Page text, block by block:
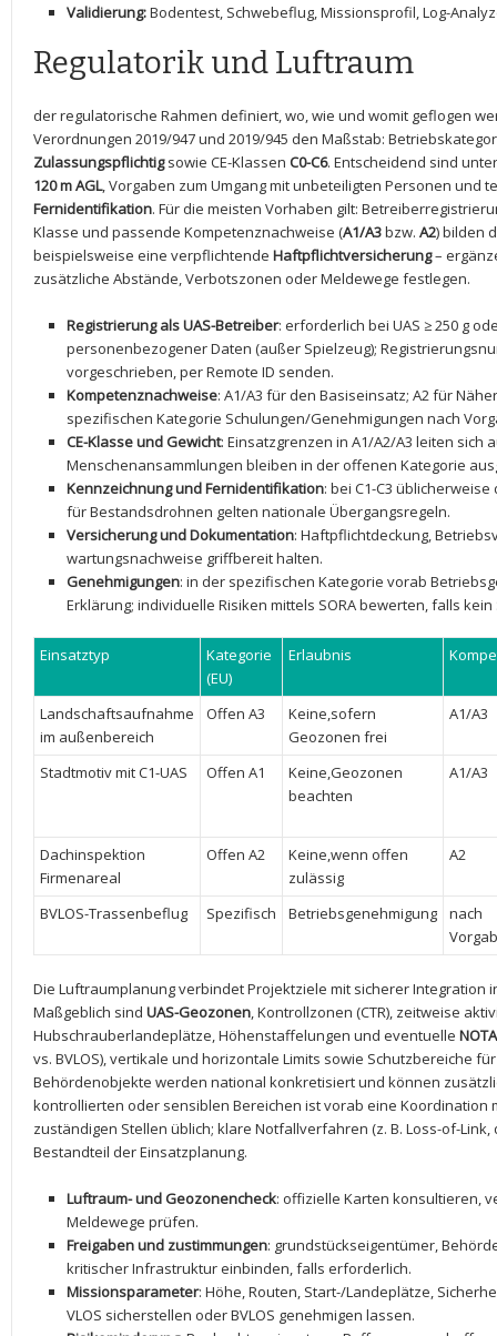
Validierung:Bodentest, Schwebeflug, Missionsprofil, Log-
Regulatorik‌ und Luftraum
der‌ regulatorische ‍Rahmen definiert,​ wo, wie und womit geflogen
Verordnungen 2019/947 und 2019/945 ​den ‍Maßstab:
Zulassungspflichtigsowie CE-Klassen C0-C6. Entscheidend sind
120 m AGL, ⁤Vorgaben zum Umgang mit unbeteiligten Personen und
‍Fernidentifikation. Für ​die meisten Vorhaben gilt:
Klasse und​ passende Kompetenznachweise‍ (A1/A3bzw. A2) bilden
⁣beispielsweise eine verpflichtende⁤ Haftpflichtversicherung–
zusätzliche Abstände, Verbotszonen oder Meldewege festlegen.
Registrierung ‍als UAS-Betreiber: ⁣erforderlich bei UAS ≥ 250 g
personenbezogener Daten (außer Spielzeug);
vorgeschrieben, ⁤per Remote ID senden.
Kompetenznachweise: A1/A3 für ‍den Basiseinsatz; A2 für‌
spezifischen ⁢Kategorie ⁣Schulungen/Genehmigungen nach
CE-Klasse und Gewicht: Einsatzgrenzen in A1/A2/A3 ​leiten ⁣sich
Menschenansammlungen bleiben in der offenen Kategorie‌
Kennzeichnung und Fernidentifikation: bei C1-C3
für Bestandsdrohnen gelten ⁣nationale ⁣Übergangsregeln.
Versicherung und Dokumentation: Haftpflichtdeckung,
wartungsnachweise griffbereit halten.
Genehmigungen: in der spezifischen Kategorie vorab
Erklärung; individuelle Risiken mittels SORA bewerten, falls
Einsatztyp
Kategorie
(EU)
Erlaubnis
Landschaftsaufnahme
im​ außenbereich
Offen A3
Keine,sofern
Geozonen frei
A1/A3
Stadtmotiv mit C1-UAS Offen A1
Keine,Geozonen
beachten
A1/A3
Dachinspektion
Firmenareal
Offen A2
Keine,wenn ​offen
zulässig
A2
BVLOS-Trassenbeflug Spezifisch Betriebsgenehmigung
nach
Die Luftraumplanung verbindet Projektziele mit ‍sicherer Integration
Maßgeblich sind UAS-Geozonen,‌ Kontrollzonen (CTR), zeitweise​
Hubschrauberlandeplätze, Höhenstaffelungen und‌ eventuelle
‌vs. BVLOS), vertikale⁣ und horizontale ‍Limits ‍sowie Schutzbereiche
Behördenobjekte werden⁢ national konkretisiert und können
kontrollierten oder ⁤sensiblen Bereichen ist vorab eine⁤ Koordination
zuständigen Stellen üblich; klare Notfallverfahren​ (z. B. Loss-of-
Bestandteil der Einsatzplanung.
Luftraum-‌ und Geozonencheck: offizielle Karten konsultieren,
Meldewege prüfen.
Freigaben⁢ und zustimmungen: grundstückseigentümer,
kritischer ‍Infrastruktur einbinden,‍ falls ⁤erforderlich.
Missionsparameter: ⁢Höhe, Routen,⁤ Start-/Landeplätze,
VLOS sicherstellen oder BVLOS genehmigen lassen.